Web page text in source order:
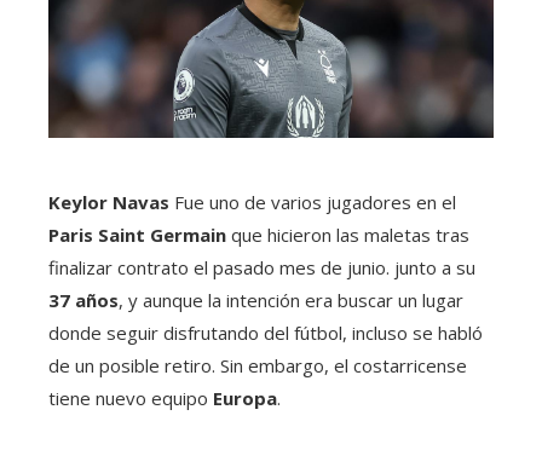
Keylor Navas Fue uno de varios jugadores en el
Paris Saint Germain que hicieron las maletas tras
finalizar contrato el pasado mes de junio. junto a su
37 años, y aunque la intención era buscar un lugar
donde seguir disfrutando del fútbol, ​​incluso se habló
de un posible retiro. Sin embargo, el costarricense
tiene nuevo equipo Europa.